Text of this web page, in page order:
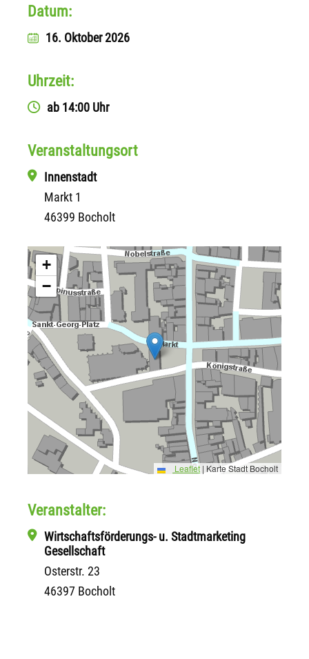
Datum:
16. Oktober 2026
Uhrzeit:
ab 14:00 Uhr
Veranstaltungsort
Innenstadt
Markt 1
46399 Bocholt
+
−
Leaflet | Karte Stadt Bocholt
Veranstalter:
Wirtschaftsförderungs- u. Stadtmarketing
Gesellschaft
Osterstr. 23
46397 Bocholt